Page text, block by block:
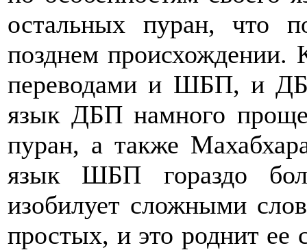
остальных пуран, что
позднем происхождении.
переводами и ШБП, и
язык ДБП намного
пуран, а также
язык ШБП гораздо
изобилует сложными
простых, и это роднит ее